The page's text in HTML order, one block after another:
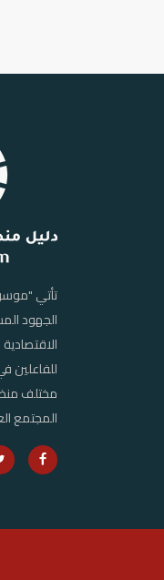
تأتي
الجهود
للفاعلين
مختلف
المجتمع